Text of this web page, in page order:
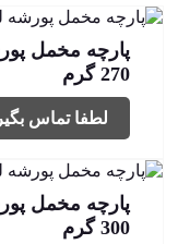
پارچه مخمل
270 گرم
لطفا تماس
پارچه مخمل
300 گرم